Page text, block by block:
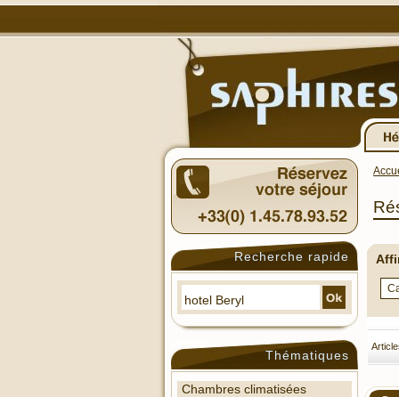
Recherche rapide
Thématiques
Chambres climatisées